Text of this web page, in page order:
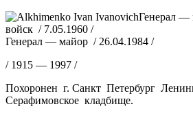
Генерал —
войск / 7.05.1960 /
Генерал — майор / 26.04.1984 /
/ 1915 — 1997 /
Похоронен г. Санкт Петербург
Серафимовское кладбище.